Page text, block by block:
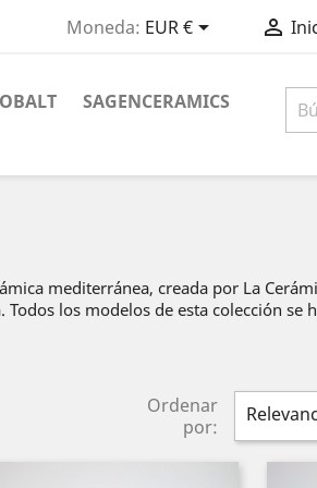
Moneda: EUR € 
SAGENCERAMICS
mediterránea, creada por La
los modelos de esta colección se
Ordenar
por: